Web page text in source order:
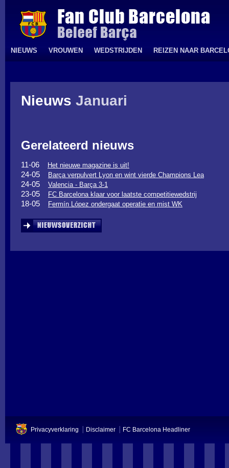
NIEUWS VROUWEN WEDSTRIJDEN REIZEN NAAR
Nieuws Januari
Gerelateerd nieuws
11-06 Het nieuwe magazine is uit!
24-05 Barça verpulvert Lyon en wint vierde Champions Lea
24-05 Valencia - Barça 3-1
23-05 FC Barcelona klaar voor laatste competitiewedstrij
18-05 Fermín López ondergaat operatie en mist WK
Privacyverklaring Disclaimer FC Barcelona Headliner